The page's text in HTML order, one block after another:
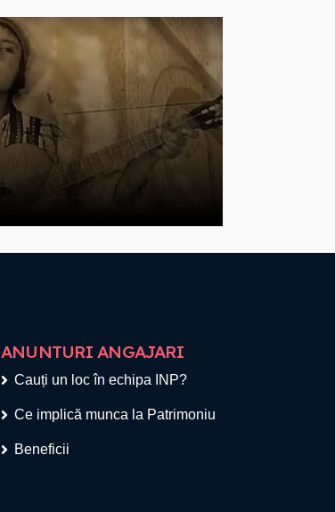
ANUNTURI ANGAJARI
Cauți un loc în echipa INP?
Ce implică munca la Patrimoniu
Beneficii